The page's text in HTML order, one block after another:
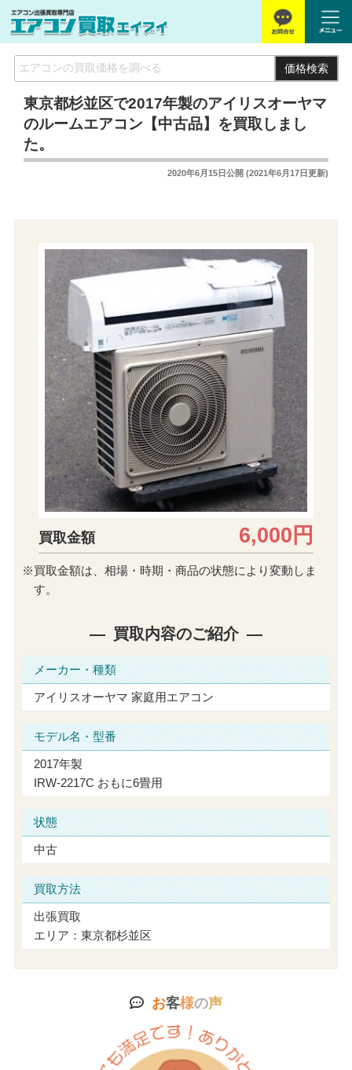
価格検索
東京都杉並区で2017年製のアイリスオーヤマ
のルームエアコン【中古品】を買取しまし
た。
2020年6月15日公開 (2021年6月17日更新)
買取金額 6,000円
※買取金額は、相場・時期・商品の状態により変動しま
す。
買取内容のご紹介
メーカー・種類
アイリスオーヤマ 家庭用エアコン
モデル名・型番
2017年製
IRW-2217C おもに6畳用
状態
中古
買取方法
出張買取
エリア：東京都杉並区
お客様の声